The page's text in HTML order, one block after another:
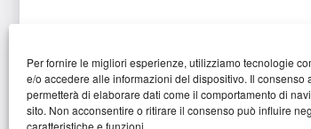
Per fornire le migliori esperienze, utilizziamo tecnologie
e/o accedere alle informazioni del dispositivo. Il consenso
permetterà di elaborare dati come il comportamento di
sito. Non acconsentire o ritirare il consenso può influire
caratteristiche e funzioni.
Copyright ©2025·Barbara Viti -